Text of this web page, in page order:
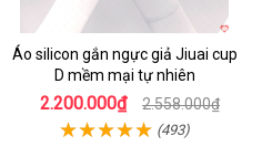
Áo silicon gắn ngực giả Jiuai cup
D mềm mại tự nhiên
2.200.000₫ 2.558.000₫
(493)